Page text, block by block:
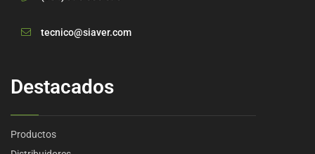
tecnico@siaver.com
Destacados
Productos